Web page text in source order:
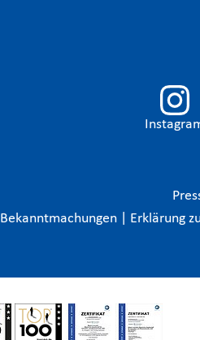
Bekanntmachungen Erklärung